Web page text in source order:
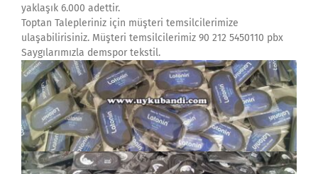
yaklaşık 6.000 adettir.
Toptan Talepleriniz için müşteri temsilcilerimize
ulaşabilirisiniz. Müşteri temsilcilerimiz 90 212 5450110 pbx
Saygılarımızla demspor tekstil.